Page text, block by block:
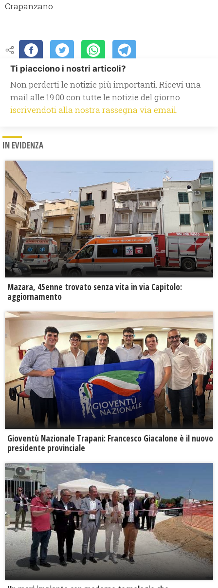
Crapanzano
Ti piacciono i nostri articoli?
Non perderti le notizie più importanti. Ricevi una
mail alle 19.00 con tutte le notizie del giorno
iscrivendoti alla nostra rassegna via email.
IN EVIDENZA
Mazara, 45enne trovato senza vita in via Capitolo:
aggiornamento
Gioventù Nazionale Trapani: Francesco Giacalone è il nuovo
presidente provinciale